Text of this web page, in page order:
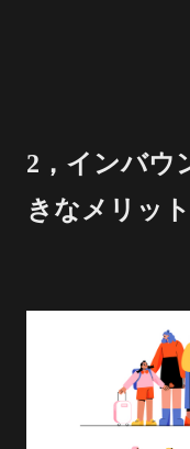
2，インバウ
きなメリット